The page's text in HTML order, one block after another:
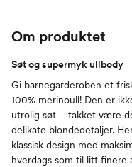
Om produktet
Søt og supermyk ullbody
Gi barnegarderoben et
100% merinoull! Den er
utrolig søt – takket være
delikate blondedetaljer.
klassisk design med
hverdags som til litt finere